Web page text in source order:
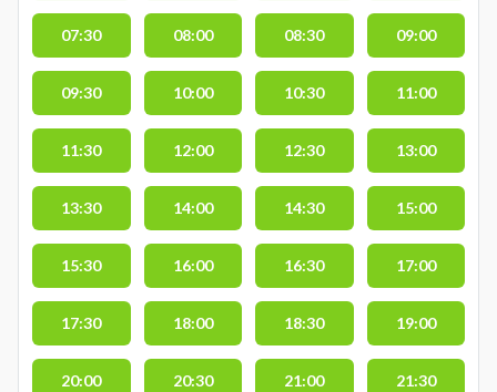
07:30 08:00 08:30 09:00
09:30 10:00 10:30 11:00
11:30 12:00 12:30 13:00
13:30 14:00 14:30 15:00
15:30 16:00 16:30 17:00
17:30 18:00 18:30 19:00
20:00 20:30 21:00 21:30